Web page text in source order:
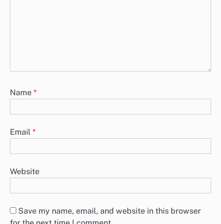
Name *
Email *
Website
Save my name, email, and website in this browser